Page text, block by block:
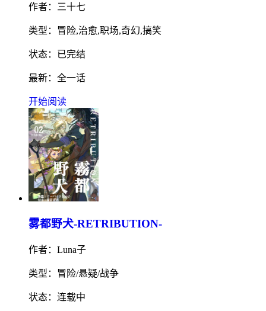
作者：三十七
类型：冒险,治愈,职场,奇幻,搞笑
状态：已完结
最新：全一话
开始阅读
雾都野犬-RETRIBUTION-
作者：Luna子
类型：冒险/悬疑/战争
状态：连载中